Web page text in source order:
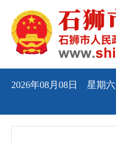
2026年08月08日 星期六